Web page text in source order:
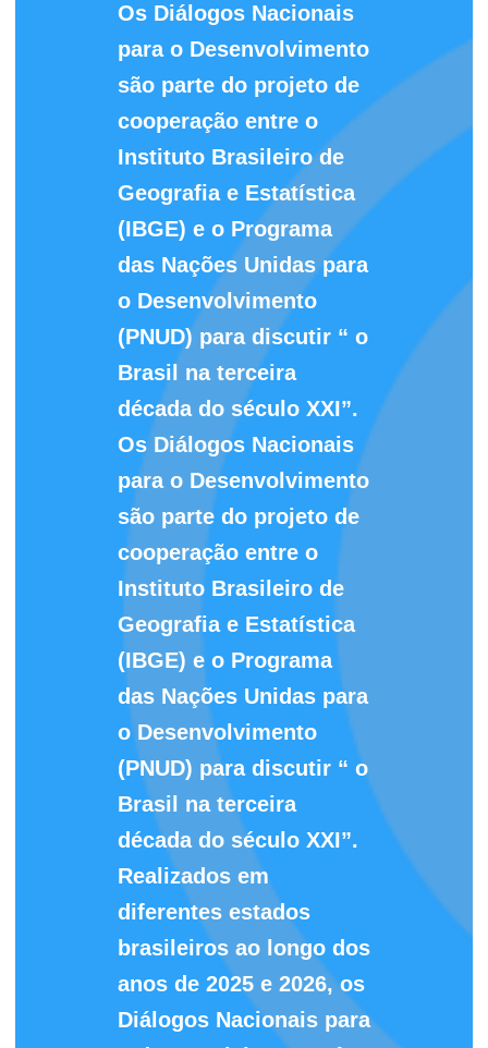
Os Diálogos Nacionais
para o Desenvolvimento
são parte do projeto de
cooperação entre o
Instituto Brasileiro de
Geografia e Estatística
(IBGE) e o Programa
das Nações Unidas para
o Desenvolvimento
(PNUD) para discutir “ o
Brasil na terceira
década do século XXI”.
Os Diálogos Nacionais
para o Desenvolvimento
são parte do projeto de
cooperação entre o
Instituto Brasileiro de
Geografia e Estatística
(IBGE) e o Programa
das Nações Unidas para
o Desenvolvimento
(PNUD) para discutir “ o
Brasil na terceira
década do século XXI”.
Realizados em
diferentes estados
brasileiros ao longo dos
anos de 2025 e 2026, os
Diálogos Nacionais para